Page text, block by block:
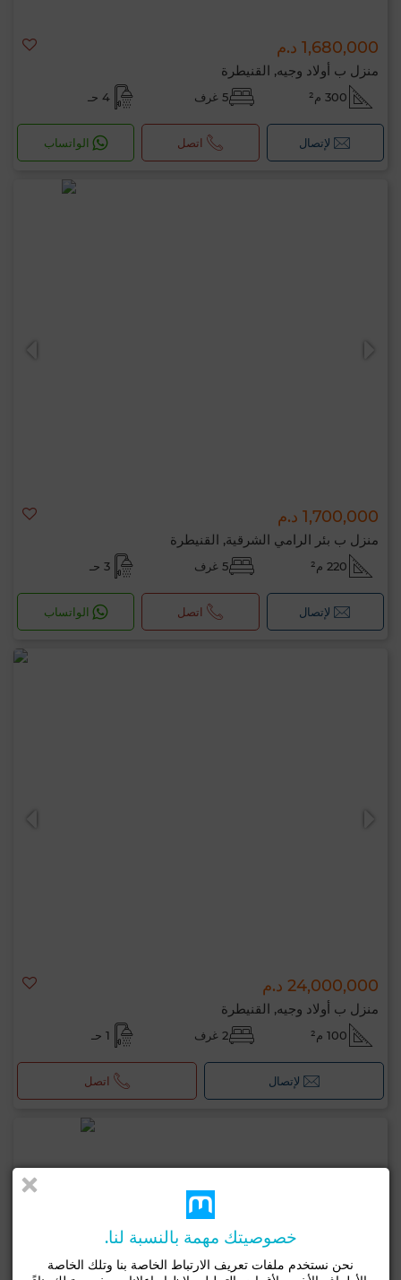
1,680,000 د.م
منزل ب أولاد وجيه, القنيطرة
300 م² 5 غرف 4 حـ
لإتصال اتصل الواتساب
1,700,000 د.م
منزل ب بئر الرامي الشرقية, القنيطرة
220 م² 5 غرف 3 حـ
لإتصال اتصل الواتساب
24,000,000 د.م
منزل ب أولاد وجيه, القنيطرة
100 م² 2 غرف 1 حـ
لإتصال اتصل
خصوصيتك مهمة بالنسبة لنا.
نحن نستخدم ملفات تعريف الارتباط الخاصة بنا وتلك الخاصة